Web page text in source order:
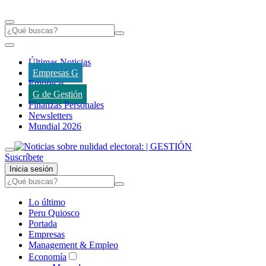
Últimas Noticias
Empresas G
Empresas
G de Gestión
Finanzas Personales
Newsletters
Mundial 2026
Suscríbete
Inicia sesión
Lo último
Peru Quiosco
Portada
Empresas
Management & Empleo
Economía